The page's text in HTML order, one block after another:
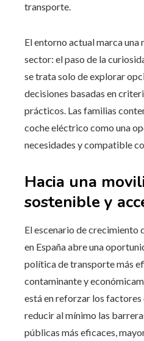
transporte.
El entorno actual marca una
sector: el paso de la
se trata solo de explorar
decisiones basadas en
prácticos. Las familias
coche eléctrico como una
necesidades y compatible
Hacia una
sostenible y
El escenario de crecimiento
en España abre una
política de transporte más
contaminante y
está en reforzar los
reducir al mínimo las
públicas más eficaces,